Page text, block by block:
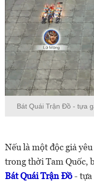
Bát Quái Trận Đồ - tựa
Nếu là một độc giả
trong thời Tam Quốc,
Bát Quái Trận Đồ- tựa